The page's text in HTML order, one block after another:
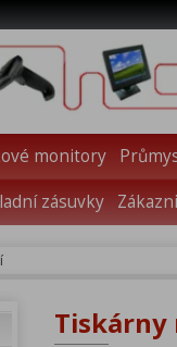
monitory
zásuvky
Tiskárny